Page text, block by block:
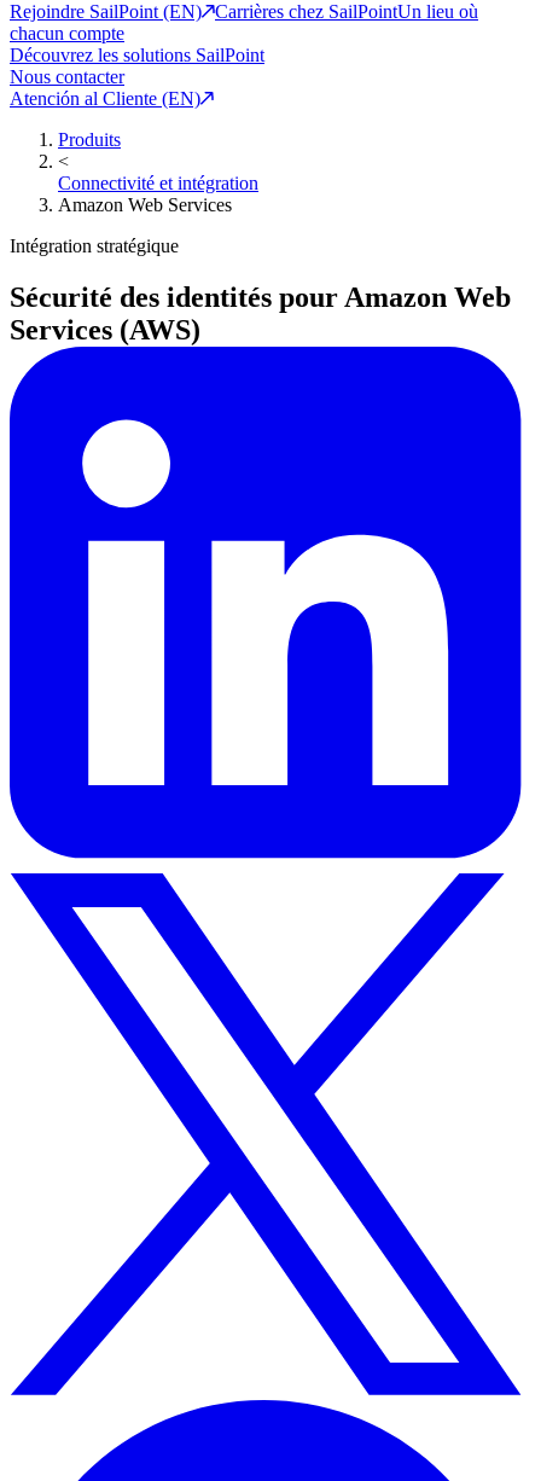
Rejoindre SailPoint (EN)
Carrières chez SailPointUn lieu où
chacun compte
Découvrez les solutions SailPoint
Nous contacter
Atención al Cliente (EN)
Produits
<
Connectivité et intégration
Amazon Web Services
Intégration stratégique
Sécurité des identités pour Amazon Web
Services (AWS)